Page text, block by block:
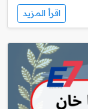
اقرأ المزيد